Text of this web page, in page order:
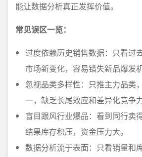
能让数据分析真正发挥价值。
常见误区一览：
过度依赖历史销售数据：只看过
市场新变化，容易错失新品爆发机
忽视品类多样性：只推主力品类
一，缺乏长尾效应和差异化竞争力
盲目跟风行业爆品：看到同行卖
结果库存积压，资金压力大。
数据分析流于表面：只看销量和